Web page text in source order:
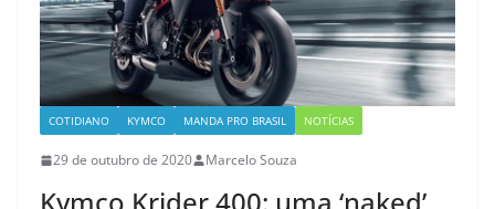
COTIDIANO KYMCO MANDA PRO BRASIL NOTÍCIAS
29 de outubro de 2020 Marcelo Souza